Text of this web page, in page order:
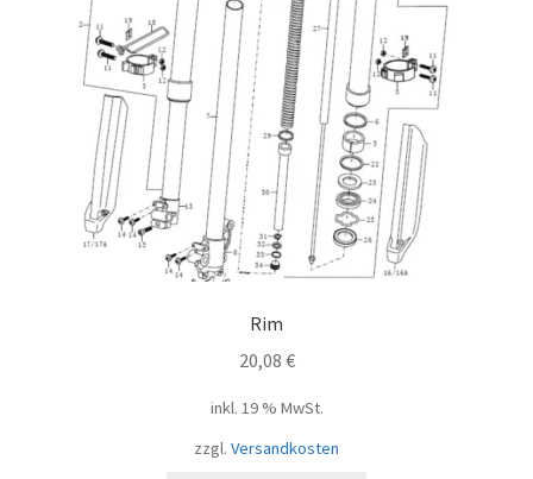
Rim
20,08 €
inkl. 19 % MwSt.
zzgl. Versandkosten